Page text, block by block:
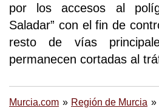
por los accesos al
Saladar” con el fin de
resto de vías
permanecen cortadas al
Murcia.com Región de Murcia